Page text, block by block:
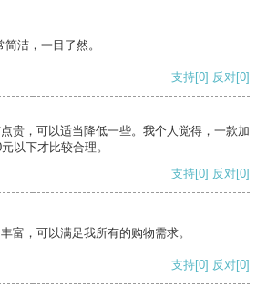
洁，一目了然。
支持[0] 反对[0]
贵，可以适当降低一些。我个人觉得，一款加
以下才比较合理。
支持[0] 反对[0]
富，可以满足我所有的购物需求。
支持[0] 反对[0]